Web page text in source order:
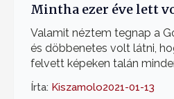
Mintha ezer éve lett
Valamit néztem tegnap a
és döbbenetes volt látni,
felvett képeken talán
Írta: Kiszamolo2021-01-13